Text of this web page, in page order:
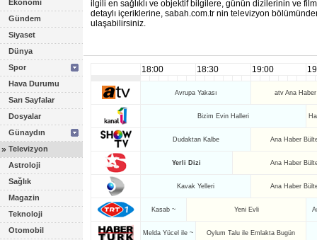
Ekonomi
Gündem
Siyaset
Dünya
Spor
Hava Durumu
Sarı Sayfalar
Dosyalar
Günaydın
» Televizyon
Astroloji
Sağlık
Magazin
Teknoloji
Otomobil
ilgili en sağlıklı ve objektif bilgilere, günün dizilerinin ve
detaylı içeriklerine, sabah.com.tr nin televizyon
ulaşabilirsiniz.
18:00 18:30 19:00
Avrupa Yakası atv Ana
Bizim Evin Halleri
Dudaktan Kalbe Ana Haber
Yerli Dizi Ana Haber
Kavak Yelleri Ana Haber
Kasab ~ Yeni Evli
Melda Yücel ile ~ Oylum Talu ile Emlakta Bugün